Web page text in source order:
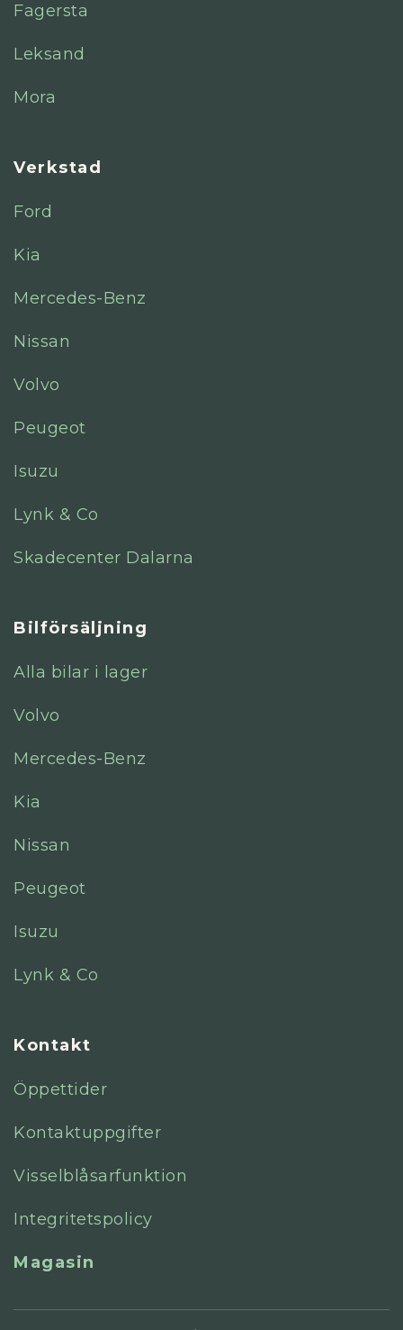
Fagersta
Leksand
Mora
Verkstad
Ford
Kia
Mercedes-Benz
Nissan
Volvo
Peugeot
Isuzu
Lynk & Co
Skadecenter Dalarna
Bilförsäljning
Alla bilar i lager
Volvo
Mercedes-Benz
Kia
Nissan
Peugeot
Isuzu
Lynk & Co
Kontakt
Öppettider
Kontaktuppgifter
Visselblåsarfunktion
Integritetspolicy
Magasin